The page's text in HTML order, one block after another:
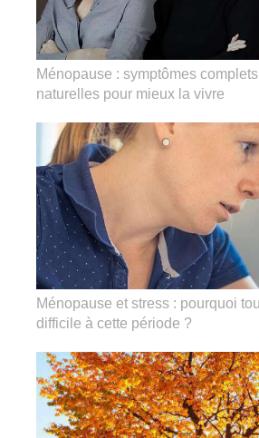
Ménopause : symptômes
naturelles pour mieux la vivre
Ménopause et stress : pourquoi
difficile à cette période ?